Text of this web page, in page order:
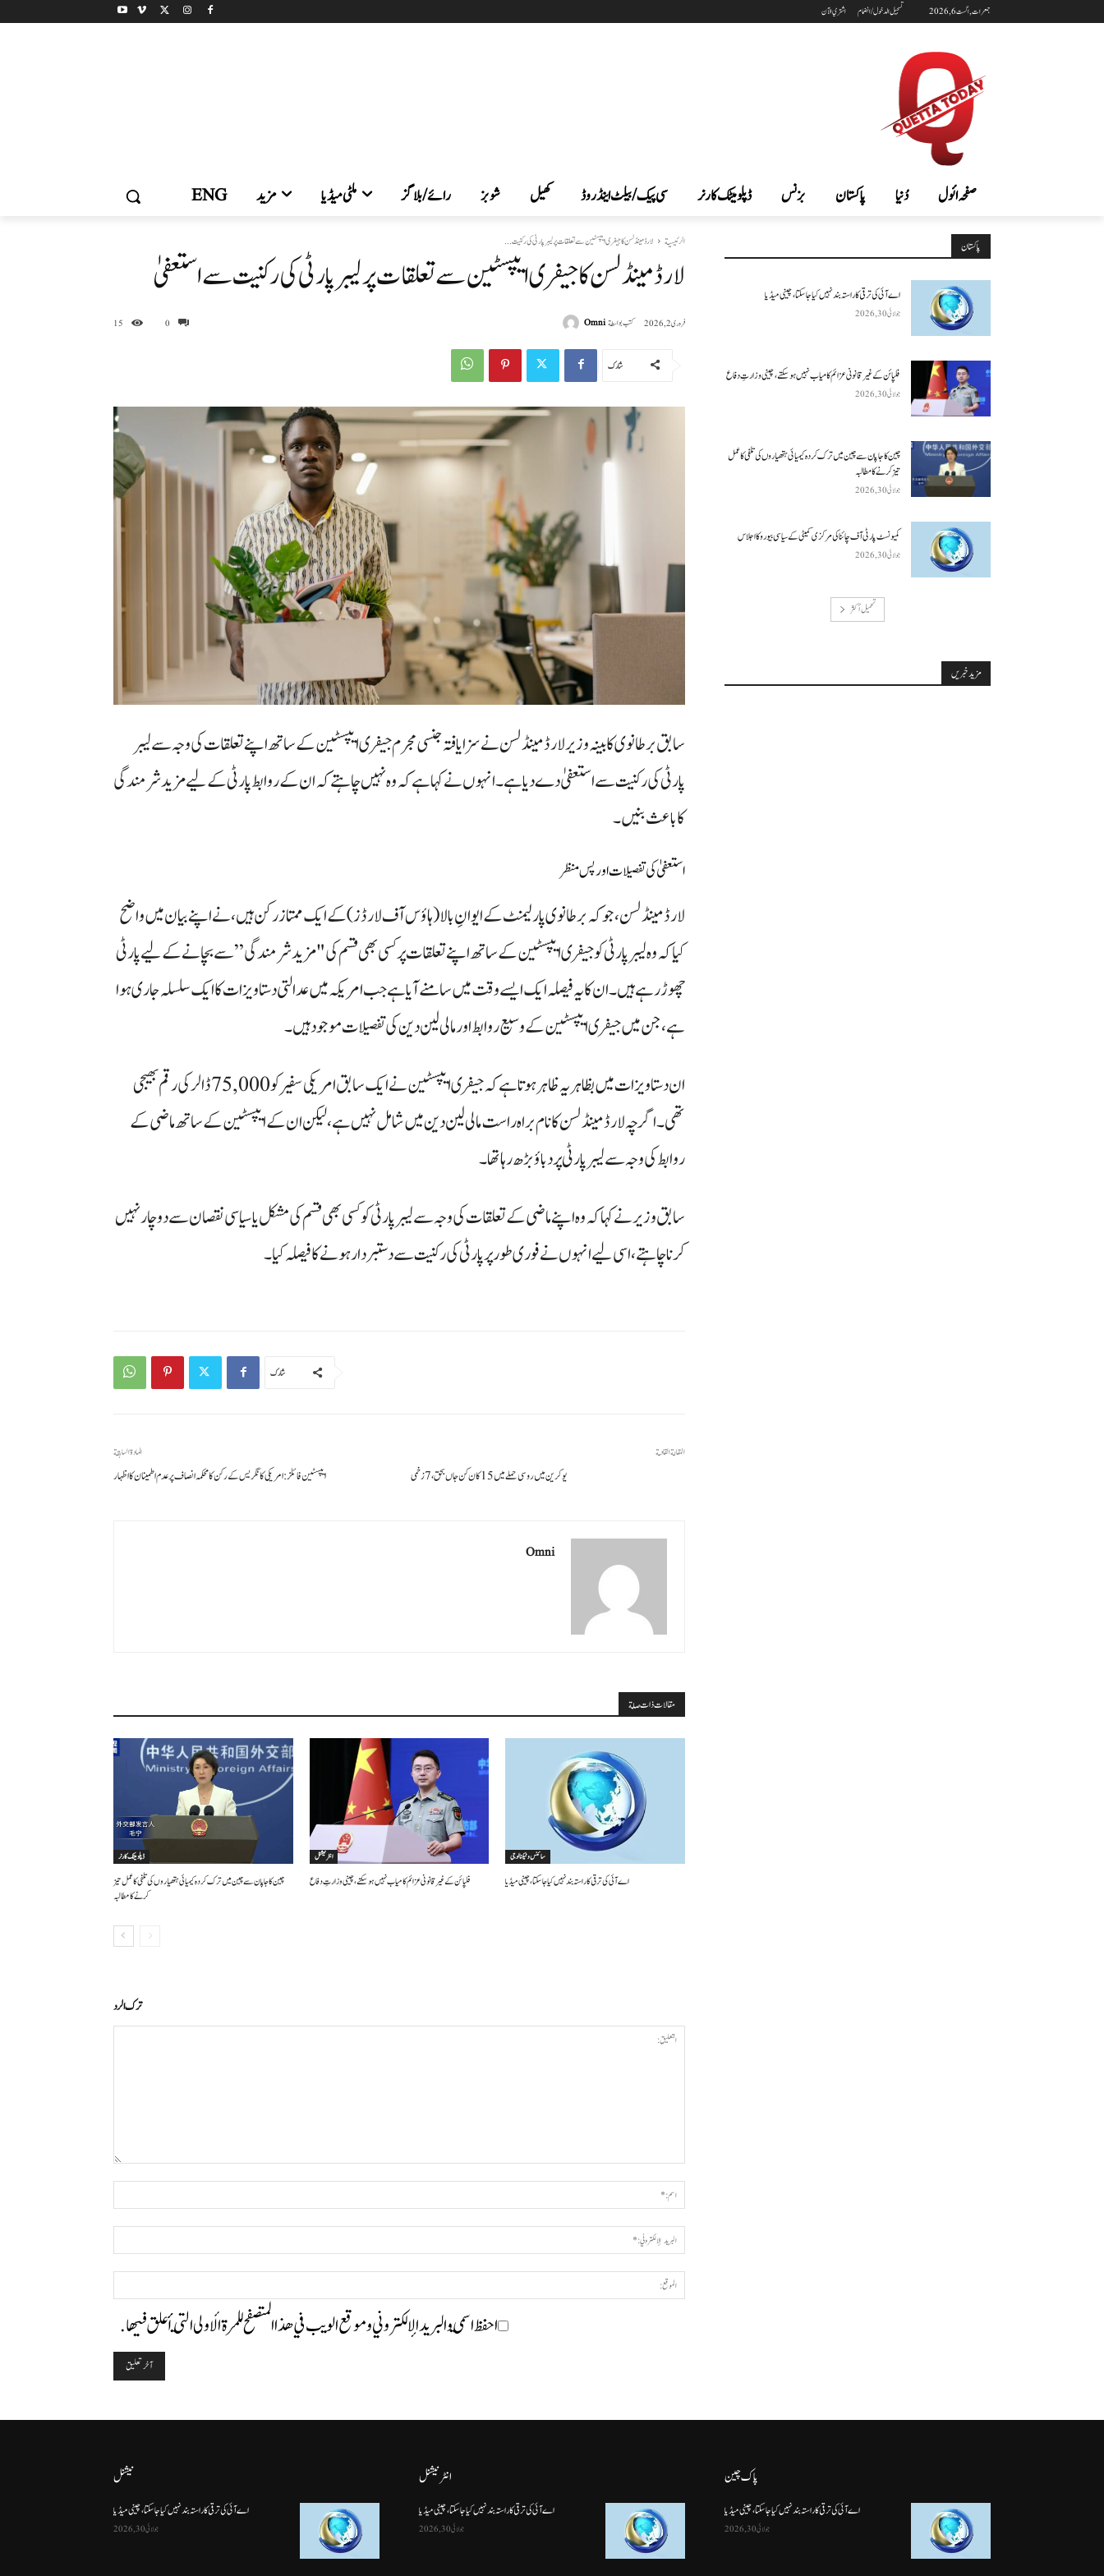
جمعرات, اگست 6, 2026 تسجيل الدخول / انضمام اشتري الآن
صفحہ ائول دُنیا پاکستان بزنس ڈپلومیٹک کارنر سی پیک /بیلٹ اینڈ روڈ کھیل شوبز رائے/بلاگز ملٹی میڈیا مزید ENG
الرئيسية لارڈ مینڈلسن کا جیفری ایپسٹین سے تعلقات پر لیبر پارٹی کی رکنیت...
لارڈ مینڈلسن کا جیفری ایپسٹین سے تعلقات پر لیبر پارٹی کی رکنیت سے استعفیٰ
0
15 فروری 2, 2026 كتب بواسطةOmni
شارك
سابق برطانوی کابینہ وزیر لارڈ مینڈلسن نے سزا یافتہ جنسی مجرم جیفری ایپسٹین کے ساتھ اپنے تعلقات کی وجہ سے لیبر
پارٹی کی رکنیت سے استعفیٰ دے دیا ہے۔ انہوں نے کہا ہے کہ وہ نہیں چاہتے کہ ان کے روابط پارٹی کے لیے مزید شرمندگی
کا باعث بنیں۔
استعفیٰ کی تفصیلات اور پس منظر
لارڈ مینڈلسن، جو کہ برطانوی پارلیمنٹ کے ایوانِ بالا (ہاؤس آف لارڈز) کے ایک ممتاز رکن ہیں، نے اپنے بیان میں واضح
کیا کہ وہ لیبر پارٹی کو جیفری ایپسٹین کے ساتھ اپنے تعلقات پر کسی بھی قسم کی "مزید شرمندگی” سے بچانے کے لیے پارٹی
چھوڑ رہے ہیں۔ ان کا یہ فیصلہ ایک ایسے وقت میں سامنے آیا ہے جب امریکہ میں عدالتی دستاویزات کا ایک سلسلہ جاری ہوا
ہے، جن میں جیفری ایپسٹین کے وسیع روابط اور مالی لین دین کی تفصیلات موجود ہیں۔
ان دستاویزات میں بظاہر یہ ظاہر ہوتا ہے کہ جیفری ایپسٹین نے ایک سابق امریکی سفیر کو 75,000 ڈالر کی رقم بھیجی
تھی۔ اگرچہ لارڈ مینڈلسن کا نام براہ راست مالی لین دین میں شامل نہیں ہے، لیکن ان کے ایپسٹین کے ساتھ ماضی کے
روابط کی وجہ سے لیبر پارٹی پر دباؤ بڑھ رہا تھا۔
سابق وزیر نے کہا کہ وہ اپنے ماضی کے تعلقات کی وجہ سے لیبر پارٹی کو کسی بھی قسم کی مشکل یا سیاسی نقصان سے دوچار نہیں
کرنا چاہتے، اسی لیے انہوں نے فوری طور پر پارٹی کی رکنیت سے دستبردار ہونے کا فیصلہ کیا۔
شارك
المادة السابقة
ایپسٹین فائلز: امریکی کانگریس کے رکن کا محکمہ انصاف پر عدم اطمینان کا اظہار
المقالة القادمة
یوکرین میں روسی حملے میں 15 کان کن جاں بحق، 7 زخمی
Omni
مقالات ذات صلة
سائنس وٹیکنالوجی
اے آئی کی ترقی کا راستہ بند نہیں کیا جا سکتا، چینی میڈیا
انٹرنیشنل
فلپائن کے غیر قانونی عزائم کامیاب نہیں ہو سکتے ، چینی وزارتِ دفاع
ڈپلومیٹک کارنر
چین کا جاپان سے چین میں ترک کردہ کیمیائی ہتھیاروں کی تلفی کا عمل تیز
کرنے کا مطالبہ
ترك الرد
التعليق:
اسم:*
البريد
الإلكتروني:*
الموقع:
احفظ اسمي والبريد الإلكتروني وموقع الويب في هذا المتصفح للمرة الأولى التي أعلق فيها.
پاکستان
اے آئی کی ترقی کا راستہ بند نہیں کیا جا سکتا، چینی میڈیا
جولائی 30, 2026
فلپائن کے غیر قانونی عزائم کامیاب نہیں ہو سکتے ، چینی وزارتِ دفاع
جولائی 30, 2026
چین کا جاپان سے چین میں ترک کردہ کیمیائی ہتھیاروں کی تلفی کا عمل
تیز کرنے کا مطالبہ
جولائی 30, 2026
کمیونسٹ پارٹی آف چائنا کی مرکزی کمیٹی کے سیاسی بیورو کا اجلاس
جولائی 30, 2026
تحميل أكثر
مزید خبریں
نیشنل
اے آئی کی ترقی کا راستہ بند نہیں کیا جا سکتا، چینی میڈیا
جولائی 30, 2026
انٹرنیشنل
اے آئی کی ترقی کا راستہ بند نہیں کیا جا سکتا، چینی میڈیا
جولائی 30, 2026
پاک چین
اے آئی کی ترقی کا راستہ بند نہیں کیا جا سکتا، چینی میڈیا
جولائی 30, 2026